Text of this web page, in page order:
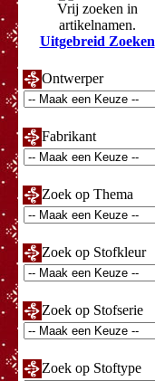
Vrij zoeken in
artikelnamen.
Uitgebreid Zoeken
Ontwerper
Fabrikant
Zoek op Thema
Zoek op Stofkleur
Zoek op Stofserie
Zoek op Stoftype